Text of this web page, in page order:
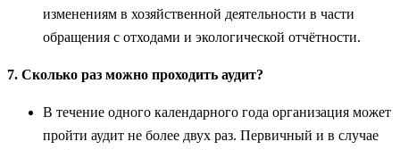
изменениям в хозяйственной деятельности в части
обращения с отходами и экологической отчётности.
7. Сколько раз можно проходить аудит?
В течение одного календарного года организация может
пройти аудит не более двух раз. Первичный и в случае